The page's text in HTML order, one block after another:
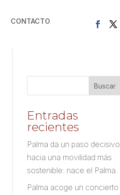
CONTACTO
Entradas
recientes
Palma da un paso decisivo
hacia una movilidad más
sostenible: nace el Palma.
Palma acoge un concierto